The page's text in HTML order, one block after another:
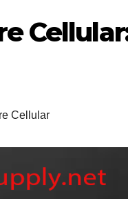
Cellular